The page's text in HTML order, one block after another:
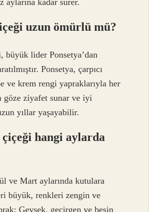
uzun ömürlü mü?
büyük lider Ponsetya’dan
Ponsetya, çarpıcı
ve krem ​​rengi yapraklarıyla her
göze ziyafet sunar ve iyi
yıllar yaşayabilir.
çiçeği hangi aylarda
ve Mart aylarında kutulara
büyük, renkleri zengin ve
Gevşek, geçirgen ve besin